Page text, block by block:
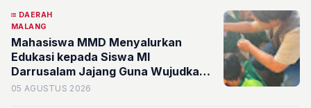
DAERAH
MALANG
Mahasiswa MMD Menyalurkan
Edukasi kepada Siswa MI
Darrusalam Jajang Guna Wujudkan
Kemandirian Pangan Lewat Program
05 AGUSTUS 2026